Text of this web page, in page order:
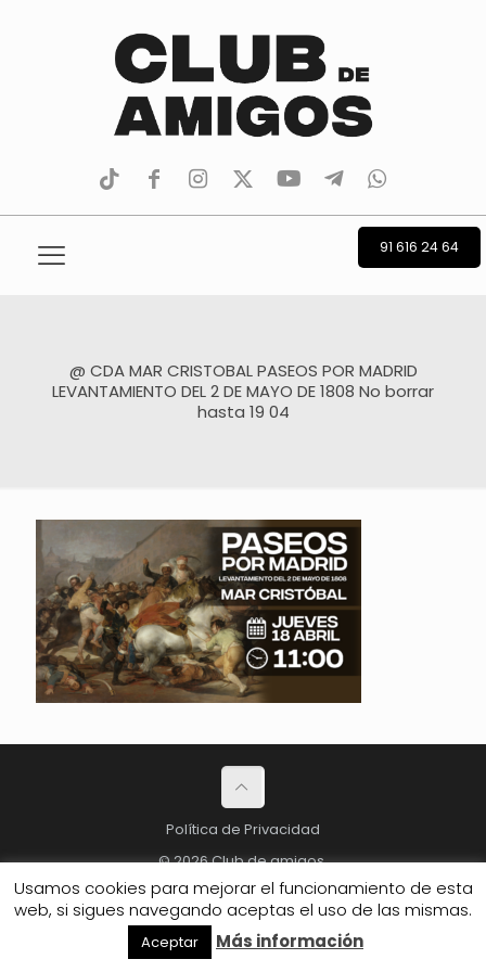
tiktokfacebookinstagram
TwitterYoutubeTelegramwhatsapp
91 616 24 64
@ CDA MAR CRISTOBAL PASEOS POR MADRID
LEVANTAMIENTO DEL 2 DE MAYO DE 1808 No borrar
hasta 19 04
Política de Privacidad
© 2026 Club de amigos.
Usamos cookies para mejorar el funcionamiento de esta
web, si sigues navegando aceptas el uso de las mismas.
Aceptar Más información